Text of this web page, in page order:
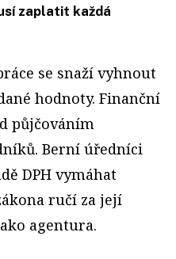
zaplatit každá
se snaží vyhnout
hodnoty. Finanční
půjčováním
Berní úředníci
DPH vymáhat
ručí za její
agentura.